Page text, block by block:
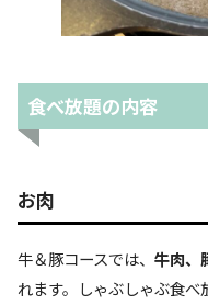
食べ放題の内容
お肉
牛＆豚コースでは、 牛肉、
れます。しゃぶしゃぶ食